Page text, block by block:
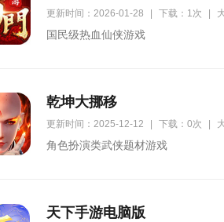
更新时间：2026-01-28 下载：1次
国民级热血仙侠游戏
乾坤大挪移
更新时间：2025-12-12 下载：0次
角色扮演类武侠题材游戏
天下手游电脑版